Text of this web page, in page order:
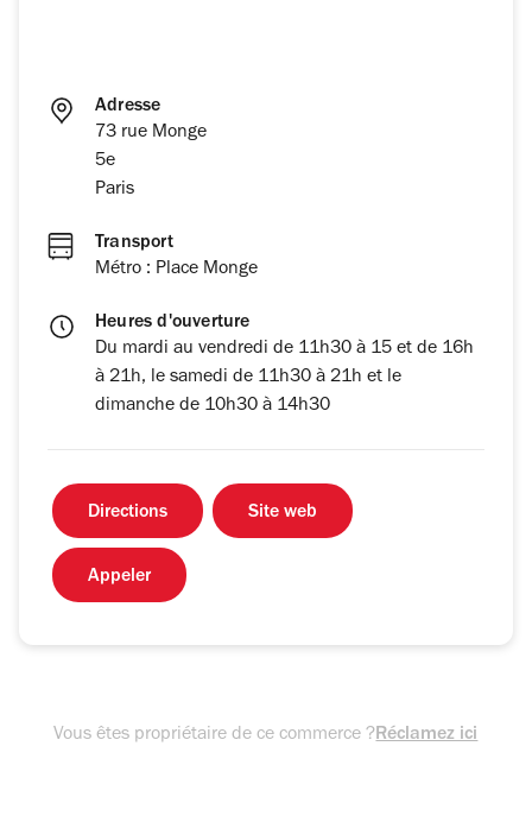
Adresse
73 rue Monge
5e
Paris
Transport
Métro : Place Monge
Heures d'ouverture
Du mardi au vendredi de 11h30 à 15 et de 16h
à 21h, le samedi de 11h30 à 21h et le
dimanche de 10h30 à 14h30
Directions Site web
Appeler
Vous êtes propriétaire de ce commerce ?Réclamez ici